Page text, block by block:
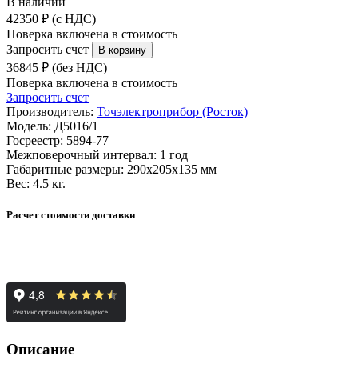
42350 ₽ (с НДС)
Поверка включена в стоимость
Запросить счет
36845 ₽ (без НДС)
Поверка включена в стоимость
Запросить счет
Производитель: Точэлектроприбор (Росток)
Модель: Д5016/1
Госреестр: 5894-77
Межповерочный интервал: 1 год
Габаритные размеры: 290х205х135 мм
Вес: 4.5 кг.
Расчет стоимости доставки
Описание